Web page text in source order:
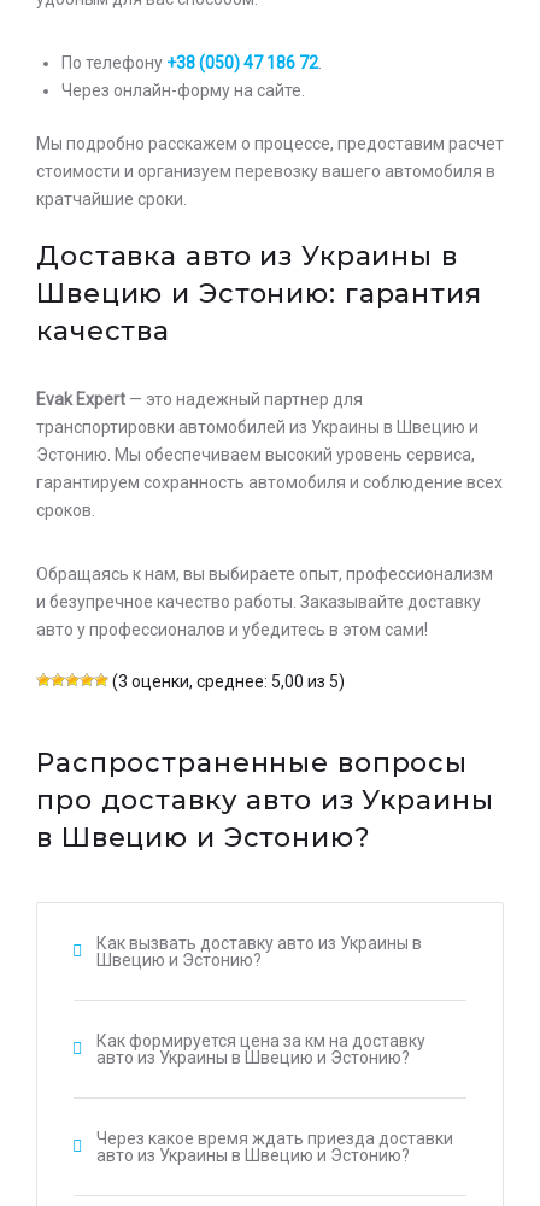
По телефону +38 (050) 47 186 72.
Через онлайн-форму на сайте.
Мы подробно расскажем о процессе, предоставим расчет
стоимости и организуем перевозку вашего автомобиля в
кратчайшие сроки.
Доставка авто из Украины в
Швецию и Эстонию: гарантия
качества
Evak Expert — это надежный партнер для
транспортировки автомобилей из Украины в Швецию и
Эстонию. Мы обеспечиваем высокий уровень сервиса,
гарантируем сохранность автомобиля и соблюдение всех
сроков.
Обращаясь к нам, вы выбираете опыт, профессионализм
и безупречное качество работы. Заказывайте доставку
авто у профессионалов и убедитесь в этом сами!
(3 оценки, среднее: 5,00 из 5)
Распространенные вопросы
про доставку авто из Украины
в Швецию и Эстонию?
Как вызвать доставку авто из Украины в
Швецию и Эстонию?
Как формируется цена за км на доставку
авто из Украины в Швецию и Эстонию?
Через какое время ждать приезда доставки
авто из Украины в Швецию и Эстонию?